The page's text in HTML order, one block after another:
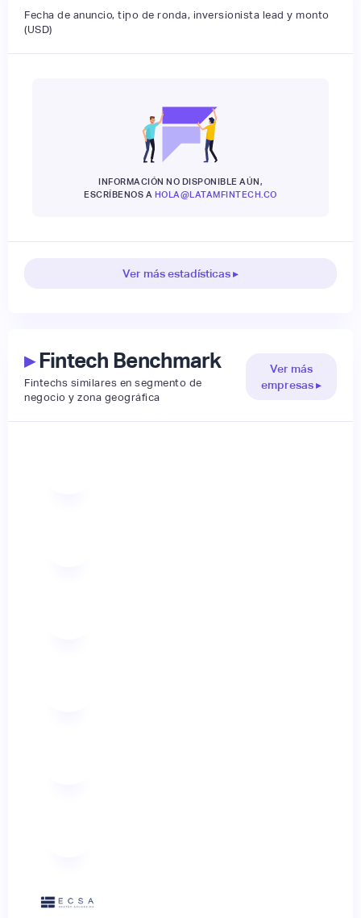
Fecha de anuncio, tipo de ronda, inversionista lead y monto
(USD)
INFORMACIÓN NO DISPONIBLE AÚN,
ESCRÍBENOS A HOLA@LATAMFINTECH.CO
Ver más estadísticas ▸
▸Fintech Benchmark
Fintechs similares en segmento de
negocio y zona geográfica
Ver más
empresas ▸